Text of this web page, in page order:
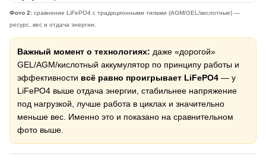
Фото 2: сравнение LiFePO4 с традиционными типами (AGM/GEL/кислотные) —
ресурс, вес и отдача энергии.
Важный момент о технологиях: даже «дорогой»
GEL/AGM/кислотный аккумулятор по принципу работы и
эффективности всё равно проигрывает LiFePO4 — у
LiFePO4 выше отдача энергии, стабильнее напряжение
под нагрузкой, лучше работа в циклах и значительно
меньше вес. Именно это и показано на сравнительном
фото выше.